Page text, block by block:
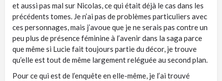
et aussi pas mal sur Nicolas, ce qui était déjà le cas dans les
précédents tomes. Je n’ai pas de problèmes particuliers avec
ces personnages, mais j’avoue que je ne serais pas contre un
peu plus de présence féminine à l’avenir dans la saga parce
que même si Lucie fait toujours partie du décor, je trouve
qu’elle est tout de même largement reléguée au second plan.
Pour ce qui est de l’enquête en elle-même, je l’ai trouvé